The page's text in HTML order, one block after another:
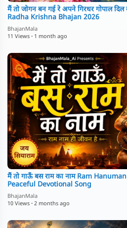
⁣मैं तो जोगन बन गई रे अपने गिरधर गोपाल दिल को छू लेने वाला कृष्ण भजन
Radha Krishna Bhajan 2026
BhajanMala
11 Views · 1 month ago
⁣मैं तो गाऊँ बस राम का नाम Ram Hanuman Bhajan 2026 Jai Siya Ram
Peaceful Devotional Song
BhajanMala
10 Views · 2 months ago